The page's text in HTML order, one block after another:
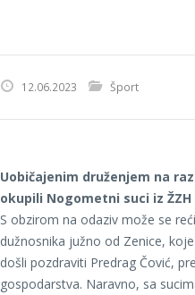
12.06.2023 Šport
Uobičajenim druženjem na
okupili Nogometni suci iz
S obzirom na odaziv može se
dužnosnika južno od Zenice,
došli pozdraviti Predrag Čović,
gospodarstva. Naravno, sa